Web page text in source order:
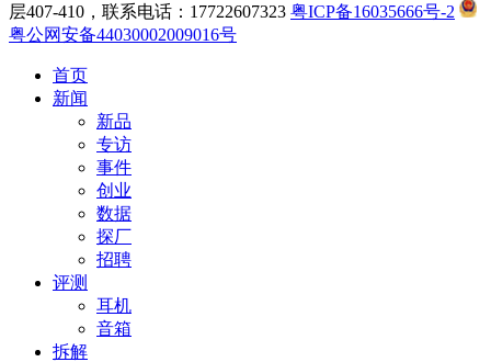
层407-410，联系电话：17722607323 粤ICP备16035666号-2
粤公网安备44030002009016号
首页
新闻
新品
专访
事件
创业
数据
探厂
招聘
评测
耳机
音箱
拆解